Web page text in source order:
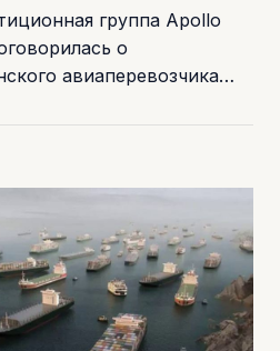
группа Apollo
о
авиаперевозчика…